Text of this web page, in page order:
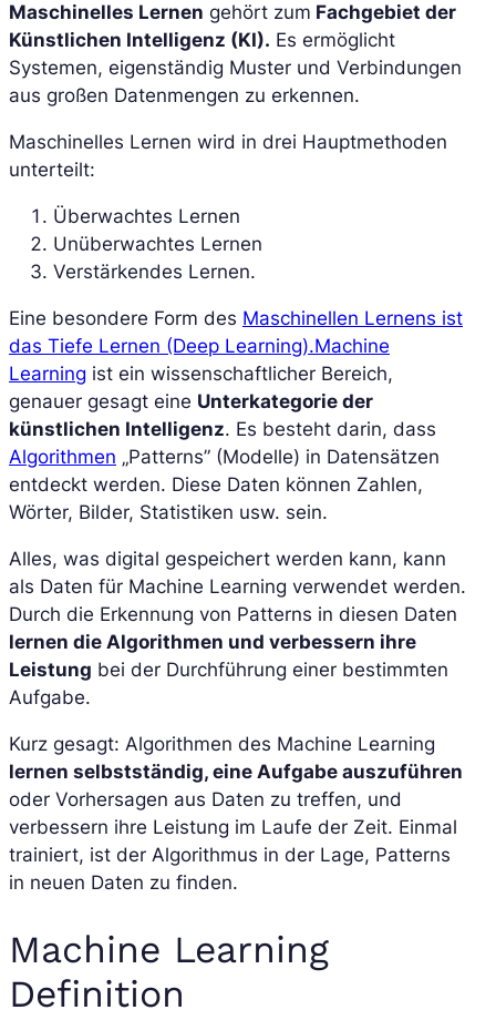
Maschinelles Lernen gehört zum Fachgebiet der
Künstlichen Intelligenz (KI). Es ermöglicht
Systemen, eigenständig Muster und Verbindungen
aus großen Datenmengen zu erkennen.
Maschinelles Lernen wird in drei Hauptmethoden
unterteilt:
Überwachtes Lernen
Unüberwachtes Lernen
Verstärkendes Lernen.
Eine besondere Form des Maschinellen Lernens ist
das Tiefe Lernen (Deep Learning).Machine
Learning ist ein wissenschaftlicher Bereich,
genauer gesagt eine Unterkategorie der
künstlichen Intelligenz. Es besteht darin, dass
Algorithmen „Patterns” (Modelle) in Datensätzen
entdeckt werden. Diese Daten können Zahlen,
Wörter, Bilder, Statistiken usw. sein.
Alles, was digital gespeichert werden kann, kann
als Daten für Machine Learning verwendet werden.
Durch die Erkennung von Patterns in diesen Daten
lernen die Algorithmen und verbessern ihre
Leistung bei der Durchführung einer bestimmten
Aufgabe.
Kurz gesagt: Algorithmen des Machine Learning
lernen selbstständig, eine Aufgabe auszuführen
oder Vorhersagen aus Daten zu treffen, und
verbessern ihre Leistung im Laufe der Zeit. Einmal
trainiert, ist der Algorithmus in der Lage, Patterns
in neuen Daten zu finden.
Machine Learning
Definition